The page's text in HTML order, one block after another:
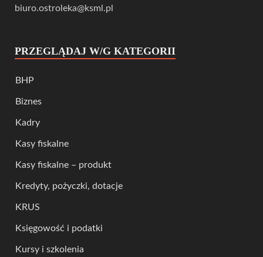
biuro.ostroleka@ksml.pl
PRZEGLĄDAJ W/G KATEGORII
BHP
Biznes
Kadry
Kasy fiskalne
Kasy fiskalne – produkt
Kredyty, pożyczki, dotacje
KRUS
Księgowość i podatki
Kursy i szkolenia